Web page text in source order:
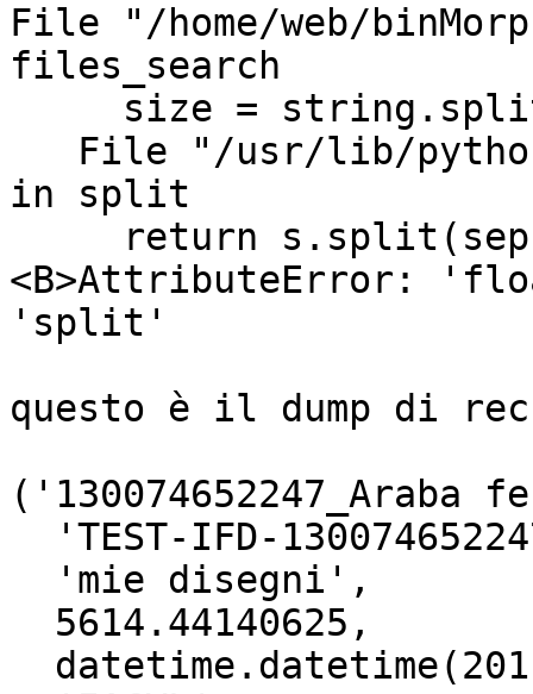
File "/home/web/
files_search
in split
<B>AttributeError:
'split'
questo è il dump di rec
('130074652247_Araba